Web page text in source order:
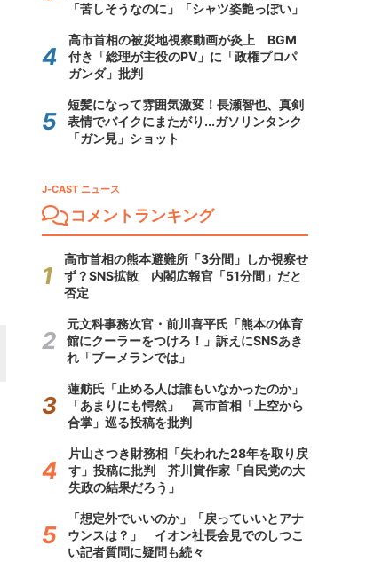
「苦しそうなのに」「シャツ姿艶っぽい」
高市首相の被災地視察動画が炎上 BGM
付き「総理が主役のPV」に「政権プロパ
ガンダ」批判
短髪になって雰囲気激変！長瀬智也、真剣
表情でバイクにまたがり...ガソリンタンク
「ガン見」ショット
J-CAST ニュース
コメントランキング
高市首相の熊本避難所「3分間」しか視察せ
ず？SNS拡散 内閣広報官「51分間」だと
否定
元文科事務次官・前川喜平氏「熊本の体育
館にクーラーをつけろ！」訴えにSNSあき
れ「ブーメランでは」
蓮舫氏「止める人は誰もいなかったのか」
「あまりにも愕然」 高市首相「上空から
合掌」巡る投稿を批判
片山さつき財務相「失われた28年を取り戻
す」投稿に批判 芥川賞作家「自民党の大
失政の結果だろう」
「想定外でいいのか」「戻っていいとアナ
ウンスは？」 イオン社長会見でのしつこ
い記者質問に疑問も続々